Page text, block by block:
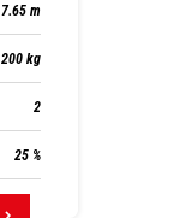
7.65 m
200 kg
2
25 %